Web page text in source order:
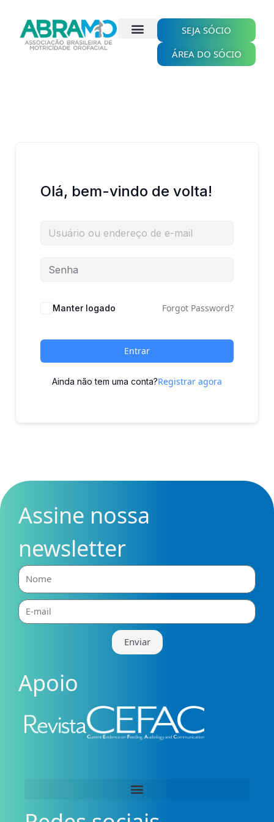
conteúdo
SEJA SÓCIO
ÁREA DO SÓCIO
Olá, bem-vindo de volta!
Manter logado Forgot Password?
Entrar
Ainda não tem uma conta?Registrar agora
Assine nossa
newsletter
Nome
E-
mail
Enviar
Apoio